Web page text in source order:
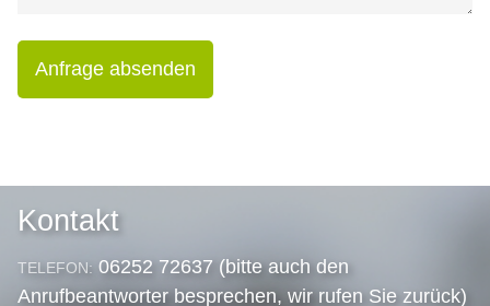
Anfrage absenden
Kontakt
TELEFON: 06252 72637 (bitte auch den
Anrufbeantworter besprechen, wir rufen Sie zurück)